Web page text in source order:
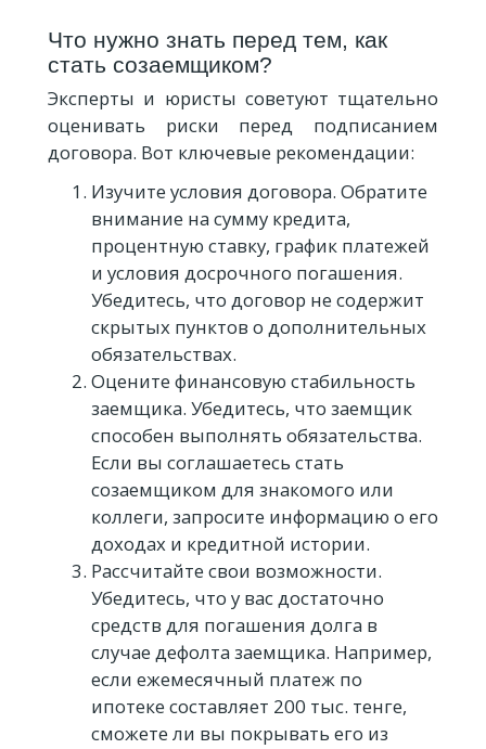
Что нужно знать перед тем, как
стать созаемщиком?
Эксперты и юристы советуют тщательно
оценивать риски перед подписанием
договора. Вот ключевые рекомендации:
Изучите условия договора. Обратите
внимание на сумму кредита,
процентную ставку, график платежей
и условия досрочного погашения.
Убедитесь, что договор не содержит
скрытых пунктов о дополнительных
обязательствах.
Оцените финансовую стабильность
заемщика. Убедитесь, что заемщик
способен выполнять обязательства.
Если вы соглашаетесь стать
созаемщиком для знакомого или
коллеги, запросите информацию о его
доходах и кредитной истории.
Рассчитайте свои возможности.
Убедитесь, что у вас достаточно
средств для погашения долга в
случае дефолта заемщика. Например,
если ежемесячный платеж по
ипотеке составляет 200 тыс. тенге,
сможете ли вы покрывать его из